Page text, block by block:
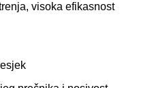
visoka efikasnost